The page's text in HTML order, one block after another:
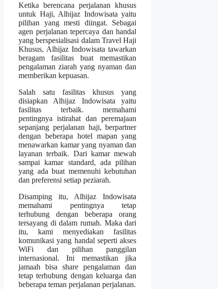
Ketika berencana perjalanan khusus
untuk Haji, Alhijaz Indowisata yaitu
pilihan yang mesti diingat. Sebagai
agen perjalanan tepercaya dan handal
yang berspesialisasi dalam Travel Haji
Khusus, Alhijaz Indowisata tawarkan
beragam fasilitas buat memastikan
pengalaman ziarah yang nyaman dan
memberikan kepuasan.
Salah satu fasilitas khusus yang
disiapkan Alhijaz Indowisata yaitu
fasilitas terbaik. memahami
pentingnya istirahat dan peremajaan
sepanjang perjalanan haji, berpartner
dengan beberapa hotel mapan yang
menawarkan kamar yang nyaman dan
layanan terbaik. Dari kamar mewah
sampai kamar standard, ada pilihan
yang ada buat memenuhi kebutuhan
dan preferensi setiap peziarah.
Disamping itu, Alhijaz Indowisata
memahami pentingnya tetap
terhubung dengan beberapa orang
tersayang di dalam rumah. Maka dari
itu, kami menyediakan fasilitas
komunikasi yang handal seperti akses
WiFi dan pilihan panggilan
internasional. Ini memastikan jika
jamaah bisa share pengalaman dan
tetap terhubung dengan keluarga dan
beberapa teman perjalanan perjalanan.